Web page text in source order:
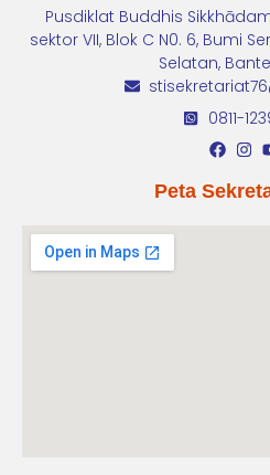
Pusdiklat Buddhis
sektor VII, Blok C N0. 6, Bumi
Selatan,
0811-
Peta